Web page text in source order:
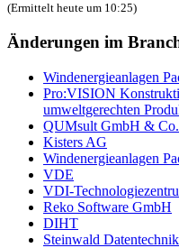
(Ermittelt heute um 10:25)
Änderungen im
Windenergieanlagen
Pro:VISION
umweltgerechten
QUMsult GmbH &
Kisters AG
Windenergieanlagen
VDE
VDI-
Reko Software GmbH
DIHT
Steinwald